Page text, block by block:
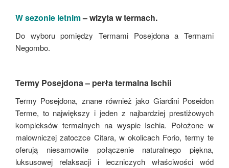
W sezonie letnim– wizyta w termach.
Do wyboru pomiędzy Termami Posejdona a Termami
Negombo.
Termy Posejdona – perła termalna Ischii
Termy Posejdona, znane również jako Giardini Poseidon
Terme, to największy i jeden z najbardziej prestiżowych
kompleksów termalnych na wyspie Ischia. Położone w
malowniczej zatoczce Citara, w okolicach Forio, termy te
oferują niesamowite połączenie naturalnego piękna,
luksusowej relaksacji i leczniczych właściwości wód